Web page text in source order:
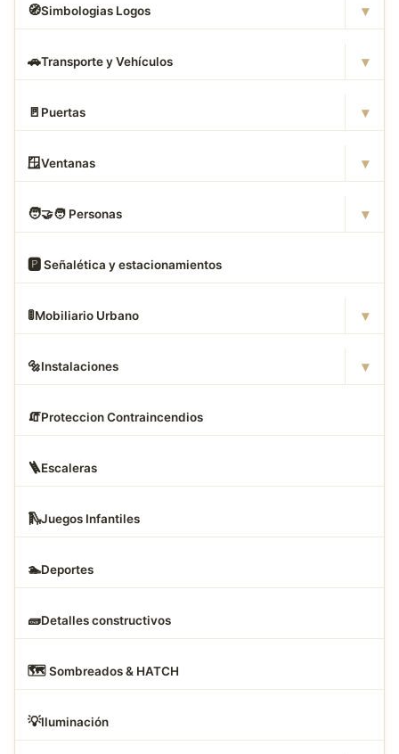
🧭Simbologias Logos ▾
🚗Transporte y Vehículos ▾
🚪 Puertas ▾
🪟Ventanas ▾
🧑‍🤝‍🧑 Personas ▾
🅿️ Señalética y estacionamientos
🚦Mobiliario Urbano ▾
🔩Instalaciones ▾
🧯Proteccion Contraincendios
🪜Escaleras
🛝Juegos Infantiles
🏊Deportes
🧱Detalles constructivos
🗺️ Sombreados & HATCH
💡Iluminación